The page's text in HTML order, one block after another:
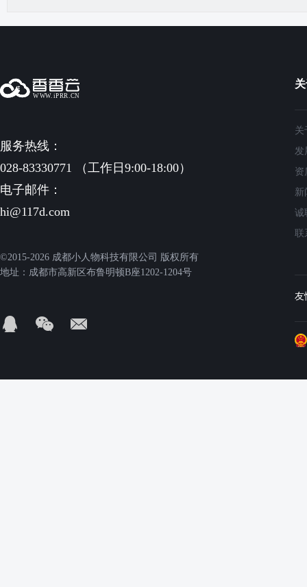
服务热线：
028-83330771 （工作日9:00-18:00）
电子邮件：
hi@117d.com
©2015-2026 成都小人物科技有限公司 版权所有
地址：成都市高新区布鲁明顿B座1202-1204号
关
发
资
新
诚
联